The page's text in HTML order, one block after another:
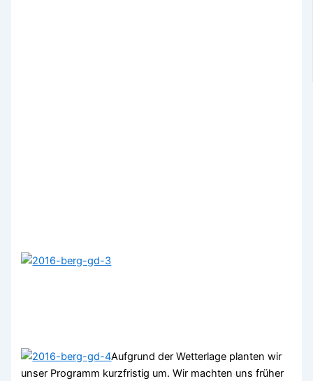
Aufgrund der Wetterlage planten wir
unser Programm kurzfristig um. Wir machten uns früher